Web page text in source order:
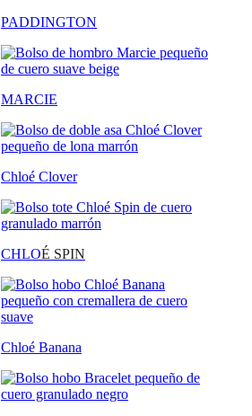
PADDINGTON
MARCIE
Chloé Clover
CHLOÉ SPIN
Chloé Banana